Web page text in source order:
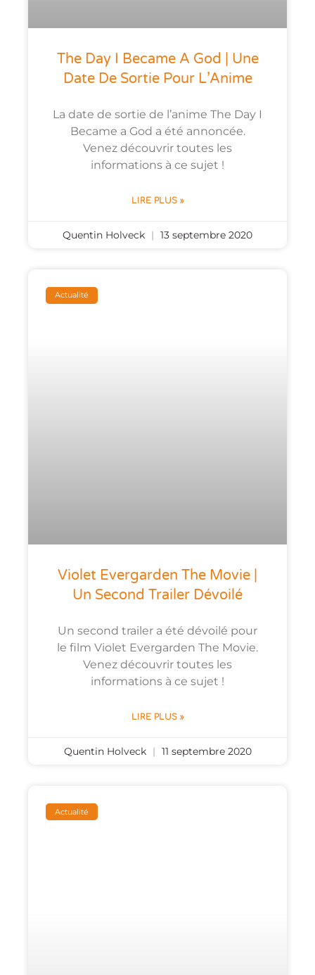
The Day I Became A God | Une
Date De Sortie Pour L’Anime
La date de sortie de l’anime The Day I
Became a God a été annoncée.
Venez découvrir toutes les
informations à ce sujet !
LIRE PLUS »
Quentin Holveck 13 septembre 2020
Actualité
Violet Evergarden The Movie |
Un Second Trailer Dévoilé
Un second trailer a été dévoilé pour
le film Violet Evergarden The Movie.
Venez découvrir toutes les
informations à ce sujet !
LIRE PLUS »
Quentin Holveck 11 septembre 2020
Actualité